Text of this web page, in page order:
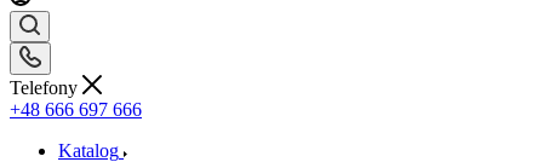
Telefony
+48 666 697 666
Katalog